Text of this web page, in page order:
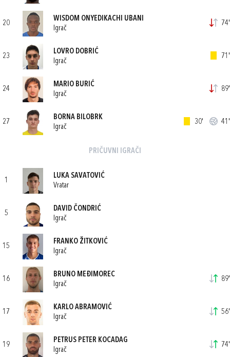
20
WISDOM ONYEDIKACHI UBANI
Igrač
74'
23
LOVRO DOBRIĆ
Igrač
71'
24
MARIO BURIĆ
Igrač
89'
27
BORNA BILOBRK
Igrač
30' 41'
PRIČUVNI IGRAČI
1
LUKA SAVATOVIĆ
Vratar
5
DAVID ČONDRIĆ
Igrač
15
FRANKO ŽITKOVIĆ
Igrač
16
BRUNO MEĐIMOREC
Igrač
89'
17
KARLO ABRAMOVIĆ
Igrač
56'
19
PETRUS PETER KOCADAG
Igrač
74'